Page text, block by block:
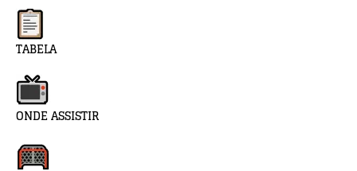
TABELA
ONDE ASSISTIR